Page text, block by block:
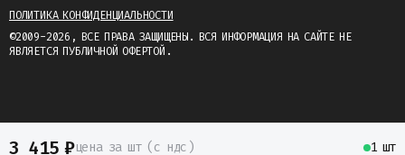
3 415 ₽цена за шт (c ндс) 1 шт
©2009-2026, ВСЕ ПРАВА ЗАЩИЩЕНЫ. ВСЯ ИНФОРМАЦИЯ НА САЙТЕ НЕ
ЯВЛЯЕТСЯ ПУБЛИЧНОЙ ОФЕРТОЙ.
ПОЛИТИКА КОНФИДЕНЦИАЛЬНОСТИ